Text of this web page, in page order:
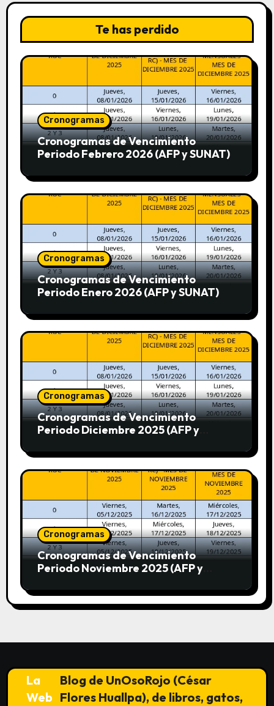
Te has perdido
Cronogramas
Cronogramas de Vencimiento
Periodo Febrero 2026 (AFP y SUNAT)
Cronogramas
Cronogramas de Vencimiento
Periodo Enero 2026 (AFP y SUNAT)
Cronogramas
Cronogramas de Vencimiento
Periodo Diciembre 2025 (AFP y
Cronogramas
Cronogramas de Vencimiento
Periodo Noviembre 2025 (AFP y
La
Web
Blog de UnOsoRojo (César
Flores Huallpa), de libros, gatos,